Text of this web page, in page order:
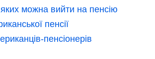
можна вийти на пенсію
пенсії
пенсіонерів